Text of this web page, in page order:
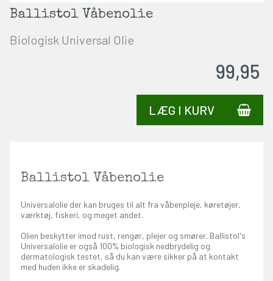
Ballistol Våbenolie
Biologisk Universal Olie
99,95
LÆG I KURV
Ballistol Våbenolie
Universalolie der kan bruges til alt fra våbenpleje, køretøjer,
værktøj, fiskeri, og meget andet.
Olien beskytter imod rust, rengør, plejer og smører. Ballistol's
Universalolie er også 100% biologisk nedbrydelig og
dermatologisk testet, så du kan være sikker på at kontakt
med huden ikke er skadelig.